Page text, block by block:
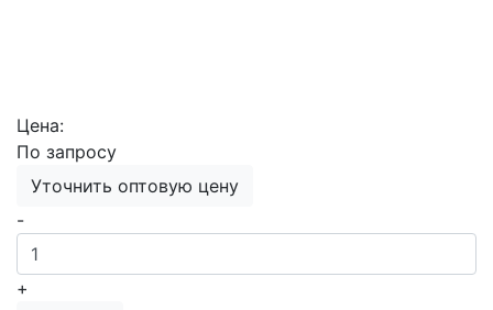
Цена:
По запросу
Уточнить оптовую цену
-
+